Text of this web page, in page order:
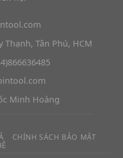
Tân Phú, HCM
Minh Hoàng
CHÍNH SÁCH BẢO MẬT